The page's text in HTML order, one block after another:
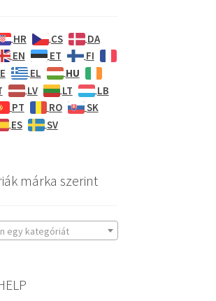
HR CS
DA
EN ET
FI
EL
HU
LV LT
LB
PT RO
SK
ES SV
márka szerint
egy kategóriát